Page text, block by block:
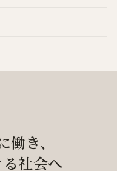
き、
社会へ